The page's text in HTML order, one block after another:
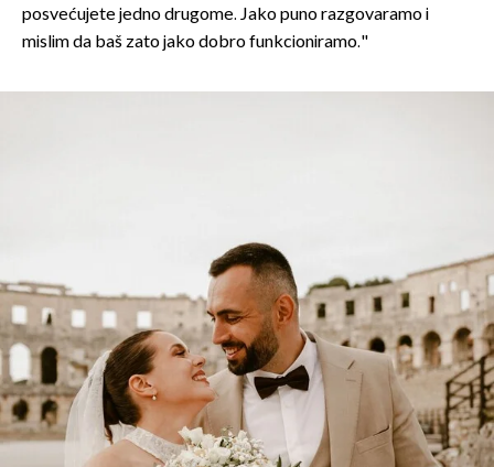
posvećujete jedno drugome. Jako puno razgovaramo i
mislim da baš zato jako dobro funkcioniramo."